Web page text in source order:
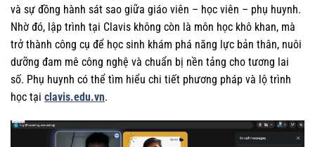
và sự đồng hành sát sao giữa giáo viên – học viên – phụ huynh.
Nhờ đó, lập trình tại Clavis không còn là môn học khô khan, mà
trở thành công cụ để học sinh khám phá năng lực bản thân, nuôi
dưỡng đam mê công nghệ và chuẩn bị nền tảng cho tương lai
số. Phụ huynh có thể tìm hiểu chi tiết phương pháp và lộ trình
học tại clavis.edu.vn.